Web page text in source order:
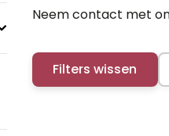
Neem contact met
Filters wissen